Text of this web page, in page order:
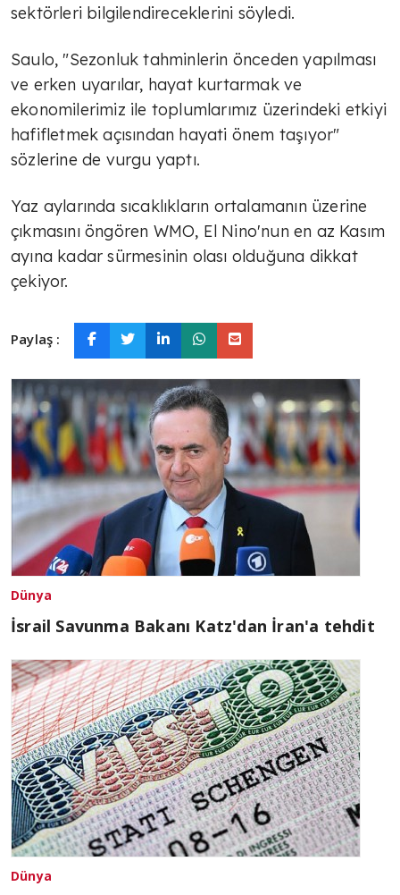
sektörleri bilgilendireceklerini söyledi.
Saulo, "Sezonluk tahminlerin önceden yapılması
ve erken uyarılar, hayat kurtarmak ve
ekonomilerimiz ile toplumlarımız üzerindeki etkiyi
hafifletmek açısından hayati önem taşıyor"
sözlerine de vurgu yaptı.
Yaz aylarında sıcaklıkların ortalamanın üzerine
çıkmasını öngören WMO, El Nino'nun en az Kasım
ayına kadar sürmesinin olası olduğuna dikkat
çekiyor.
Paylaş :
Dünya
İsrail Savunma Bakanı Katz'dan İran'a tehdit
Dünya